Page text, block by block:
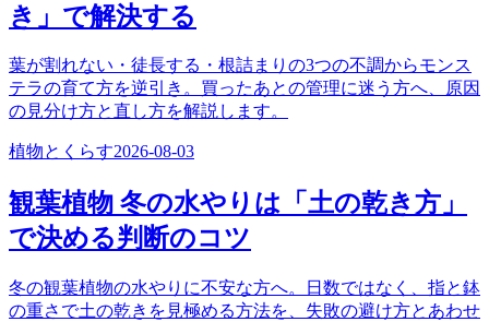
き」で解決する
葉が割れない・徒長する・根詰まりの3つの不調からモンス
テラの育て方を逆引き。買ったあとの管理に迷う方へ、原因
の見分け方と直し方を解説します。
植物とくらす2026-08-03
観葉植物 冬の水やりは「土の乾き方」
で決める判断のコツ
冬の観葉植物の水やりに不安な方へ。日数ではなく、指と鉢
の重さで土の乾きを見極める方法を、失敗の避け方とあわせ